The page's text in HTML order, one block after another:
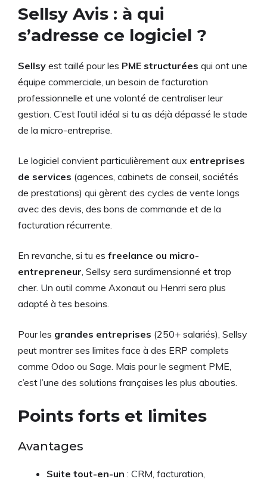
Sellsy Avis : à qui
s’adresse ce logiciel ?
Sellsy est taillé pour les PME structurées qui ont une
équipe commerciale, un besoin de facturation
professionnelle et une volonté de centraliser leur
gestion. C’est l’outil idéal si tu as déjà dépassé le stade
de la micro-entreprise.
Le logiciel convient particulièrement aux entreprises
de services (agences, cabinets de conseil, sociétés
de prestations) qui gèrent des cycles de vente longs
avec des devis, des bons de commande et de la
facturation récurrente.
En revanche, si tu es freelance ou micro-
entrepreneur , Sellsy sera surdimensionné et trop
cher. Un outil comme Axonaut ou Henrri sera plus
adapté à tes besoins.
Pour les grandes entreprises (250+ salariés), Sellsy
peut montrer ses limites face à des ERP complets
comme Odoo ou Sage. Mais pour le segment PME,
c’est l’une des solutions françaises les plus abouties.
Points forts et limites
Avantages
Suite tout-en-un : CRM, facturation,